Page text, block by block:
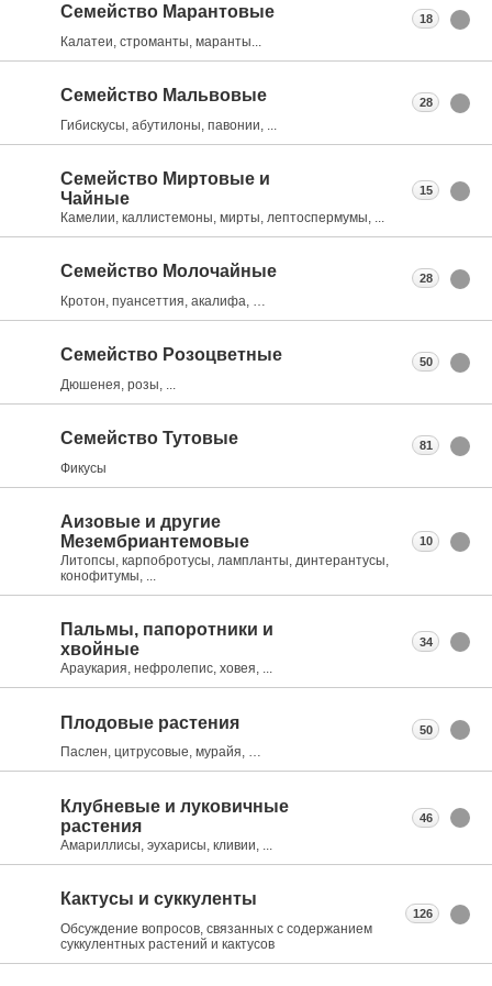
Семейство Марантовые
Калатеи, строманты, маранты...
18
Семейство Мальвовые
Гибискусы, абутилоны, павонии, ...
28
Семейство Миртовые и
Чайные
Камелии, каллистемоны, мирты, лептоспермумы, ...
15
Семейство Молочайные
Кротон, пуансеттия, акалифа, …
28
Семейство Розоцветные
Дюшенея, розы, ...
50
Семейство Тутовые
Фикусы
81
Аизовые и другие
Мезембриантемовые
Литопсы, карпобротусы, лампланты, динтерантусы,
конофитумы, ...
10
Пальмы, папоротники и
хвойные
Араукария, нефролепис, ховея, ...
34
Плодовые растения
Паслен, цитрусовые, мурайя, …
50
Клубневые и луковичные
растения
Амариллисы, эухарисы, кливии, ...
46
Кактусы и суккуленты
Обсуждение вопросов, связанных с содержанием
суккулентных растений и кактусов
126